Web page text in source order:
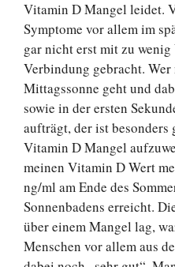
Vitamin D Mangel leidet.
Symptome vor allem im
gar nicht erst mit zu
Verbindung gebracht.
Mittagssonne geht und
sowie in der ersten
aufträgt, der ist
Vitamin D Mangel
meinen Vitamin D Wert
ng/ml am Ende des
Sonnenbadens erreicht.
über einem Mangel lag,
Menschen vor allem aus